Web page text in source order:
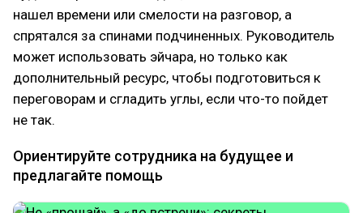
нашел времени или смелости на разговор, а
спрятался за спинами подчиненных. Руководитель
может использовать эйчара, но только как
дополнительный ресурс, чтобы подготовиться к
переговорам и сгладить углы, если что-то пойдет
не так.
Ориентируйте сотрудника на будущее и
предлагайте помощь